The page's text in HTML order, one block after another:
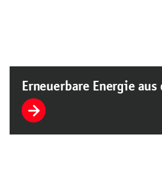
Erneuerbare Energie aus